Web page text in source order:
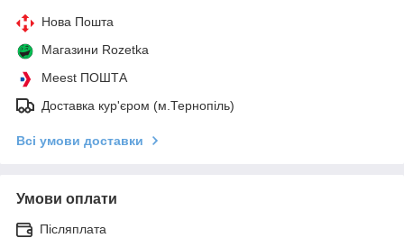
Нова Пошта
Магазини Rozetka
Meest ПОШТА
Доставка кур'єром (м.Тернопіль)
Всі умови доставки
Умови оплати
Післяплата